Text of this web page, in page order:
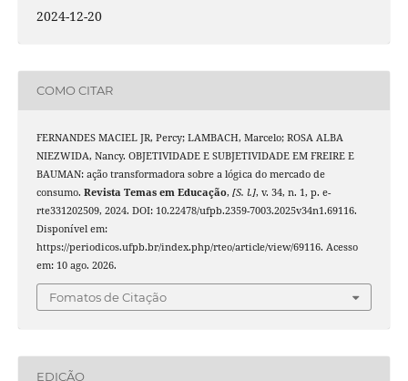
2024-12-20
COMO CITAR
FERNANDES MACIEL JR, Percy; LAMBACH, Marcelo; ROSA ALBA
NIEZWIDA, Nancy. OBJETIVIDADE E SUBJETIVIDADE EM FREIRE E
BAUMAN: ação transformadora sobre a lógica do mercado de
consumo. Revista Temas em Educação, [S. l.], v. 34, n. 1, p. e-
rte331202509, 2024. DOI: 10.22478/ufpb.2359-7003.2025v34n1.69116.
Disponível em:
https://periodicos.ufpb.br/index.php/rteo/article/view/69116. Acesso
em: 10 ago. 2026.
Fomatos de Citação
EDIÇÃO